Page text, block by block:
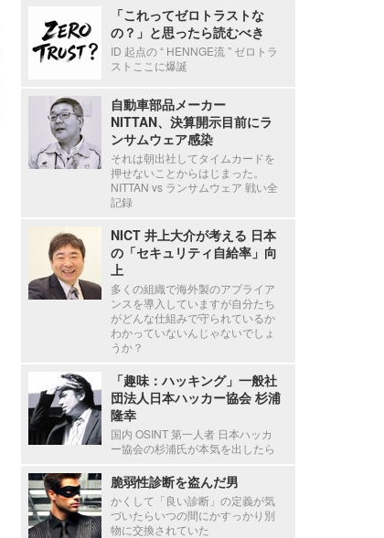
「これってゼロトラストな
の？」と思ったら読むべき
ID 起点の “ HENNGE流 ” ゼロトラ
ストここに爆誕
自動車部品メーカー
NITTAN、決算開示目前にラ
ンサムウェア感染
それは朝出社してタイムカードを
押せないことからはじまった。
NITTAN vs ランサムウェア 戦い全
記録
NICT 井上大介が考える 日本
の「セキュリティ自給率」向
上
多くの組織で海外製のアプライア
ンスを導入していますが自分たち
がどんな仕組みで守られているか
わかっていないんじゃないでしょ
うか？
「趣味：ハッキング」一般社
団法人日本ハッカー協会 杉浦
隆幸
国内 OSINT 第一人者 日本ハッカ
ー協会の杉浦氏が本気を出したら
脆弱性診断を盗んだ男
かくして「良い診断」の定義が気
づいたらいつの間にかすっかり別
物に交換されていた